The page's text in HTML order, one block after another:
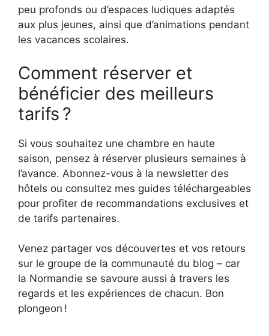
peu profonds ou d’espaces ludiques adaptés
aux plus jeunes, ainsi que d’animations pendant
les vacances scolaires.
Comment réserver et
bénéficier des meilleurs
tarifs ?
Si vous souhaitez une chambre en haute
saison, pensez à réserver plusieurs semaines à
l’avance. Abonnez-vous à la newsletter des
hôtels ou consultez mes guides téléchargeables
pour profiter de recommandations exclusives et
de tarifs partenaires.
Venez partager vos découvertes et vos retours
sur le groupe de la communauté du blog – car
la Normandie se savoure aussi à travers les
regards et les expériences de chacun. Bon
plongeon !